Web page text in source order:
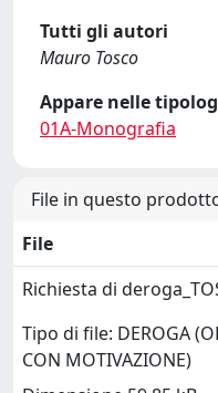
Tutti gli autori
Mauro Tosco
Appare nelle
01A-Monografia
File in questo
File
Richiesta di
Tipo di file: DEROGA
CON MOTIVAZIONE)